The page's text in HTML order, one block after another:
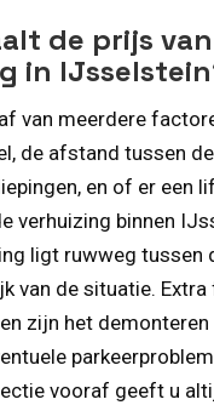
de prijs
in
van meerdere
de afstand tussen
en of er een
verhuizing binnen
ligt ruwweg tussen
van de situatie.
zijn het demonteren
vooraf geeft u